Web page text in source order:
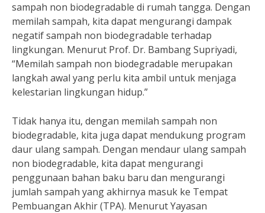
sampah non biodegradable di rumah tangga. Dengan
memilah sampah, kita dapat mengurangi dampak
negatif sampah non biodegradable terhadap
lingkungan. Menurut Prof. Dr. Bambang Supriyadi,
“Memilah sampah non biodegradable merupakan
langkah awal yang perlu kita ambil untuk menjaga
kelestarian lingkungan hidup.”
Tidak hanya itu, dengan memilah sampah non
biodegradable, kita juga dapat mendukung program
daur ulang sampah. Dengan mendaur ulang sampah
non biodegradable, kita dapat mengurangi
penggunaan bahan baku baru dan mengurangi
jumlah sampah yang akhirnya masuk ke Tempat
Pembuangan Akhir (TPA). Menurut Yayasan